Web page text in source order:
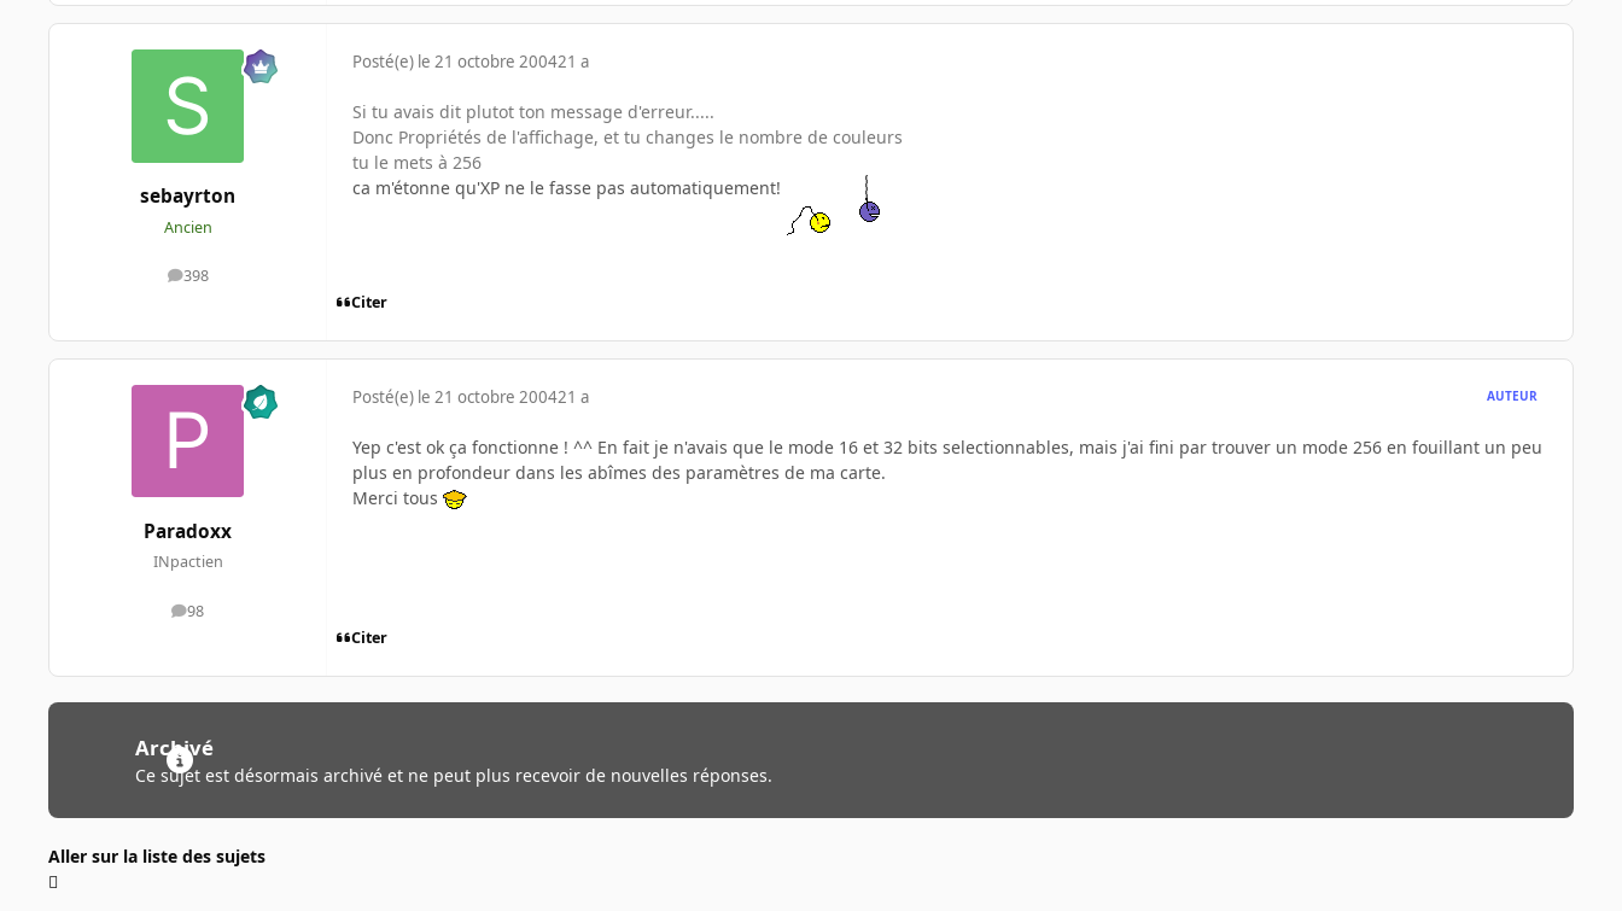
sebayrton
Ancien
398
messages
Posté(e) le 21 octobre 200421 a
Si tu avais dit plutot ton message d'erreur.....
Donc Propriétés de l'affichage, et tu changes le nombre de couleurs
tu le mets à 256
ca m'étonne qu'XP ne le fasse pas automatiquement!
Citer
Paradoxx
INpactien
98
messages
Posté(e) le 21 octobre 200421 a AUTEUR
Yep c'est ok ça fonctionne ! ^^ En fait je n'avais que le mode 16 et 32 bits selectionnables, mais j'ai fini par trouver un mode 256 en fouillant un peu
plus en profondeur dans les abîmes des paramètres de ma carte.
Merci tous
Citer
Archivé
Ce sujet est désormais archivé et ne peut plus recevoir de nouvelles réponses.
Aller sur la liste des sujets